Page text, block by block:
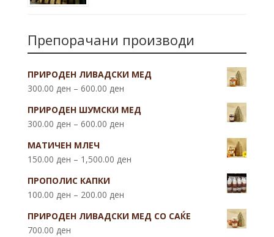
Препорачани производи
ПРИРОДЕН ЛИВАДСКИ МЕД
300.00 ден – 600.00 ден
ПРИРОДЕН ШУМСКИ МЕД
300.00 ден – 600.00 ден
МАТИЧЕН МЛЕЧ
150.00 ден – 1,500.00 ден
ПРОПОЛИС КАПКИ
100.00 ден – 200.00 ден
ПРИРОДЕН ЛИВАДСКИ МЕД СО САЌЕ
700.00 ден